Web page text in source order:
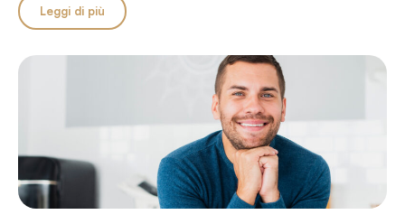
Leggi di più